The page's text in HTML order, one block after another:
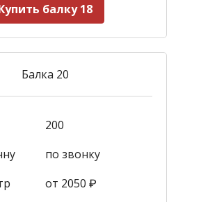
балку 18
Балка 20
200
по звонку
от 2050 ₽